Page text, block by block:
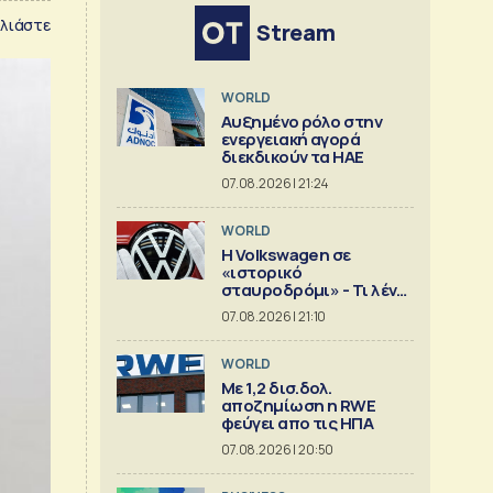
Stream
WORLD
Αυξημένο ρόλο στην
ενεργειακή αγορά
διεκδικούν τα ΗΑΕ
07.08.2026 | 21:24
WORLD
Η Volkswagen σε
«ιστορικό
σταυροδρόμι» - Τι λένε
οι οικογένειες που την
ελέγχουν
07.08.2026 | 21:10
WORLD
Με 1,2 δισ.δολ.
αποζημίωση η RWE
φεύγει απο τις ΗΠΑ
07.08.2026 | 20:50